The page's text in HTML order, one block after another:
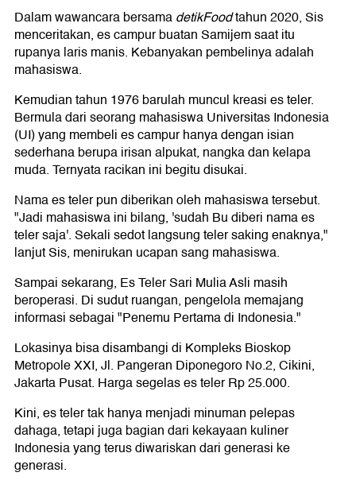
Dalam wawancara bersamadetikFoodtahun 2020, Sis
menceritakan, es campur buatan Samijem saat itu
rupanya laris manis. Kebanyakan pembelinya adalah
mahasiswa.
Kemudian tahun 1976 barulah muncul kreasi es teler.
Bermula dari seorang mahasiswa Universitas Indonesia
(UI) yang membeli es campur hanya dengan isian
sederhana berupa irisan alpukat, nangka dan kelapa
muda. Ternyata racikan ini begitu disukai.
Nama es teler pun diberikan oleh mahasiswa tersebut.
"Jadi mahasiswa ini bilang, 'sudah Bu diberi nama es
teler saja'. Sekali sedot langsung teler saking enaknya,"
lanjut Sis, menirukan ucapan sang mahasiswa.
Sampai sekarang, Es Teler Sari Mulia Asli masih
beroperasi. Di sudut ruangan, pengelola memajang
informasi sebagai "Penemu Pertama di Indonesia."
Lokasinya bisa disambangi di Kompleks Bioskop
Metropole XXI, Jl. Pangeran Diponegoro No.2, Cikini,
Jakarta Pusat. Harga segelas es teler Rp 25.000.
Kini, es teler tak hanya menjadi minuman pelepas
dahaga, tetapi juga bagian dari kekayaan kuliner
Indonesia yang terus diwariskan dari generasi ke
generasi.